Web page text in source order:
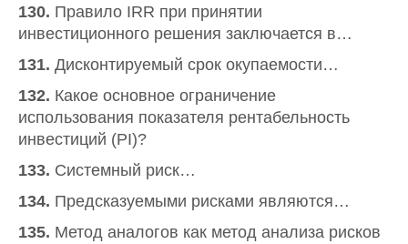
130. Правило IRR при принятии
инвестиционного решения заключается в…
131. Дисконтируемый срок окупаемости…
132. Какое основное ограничение
использования показателя рентабельность
инвестиций (PI)?
133. Системный риск…
134. Предсказуемыми рисками являются…
135. Метод аналогов как метод анализа рисков